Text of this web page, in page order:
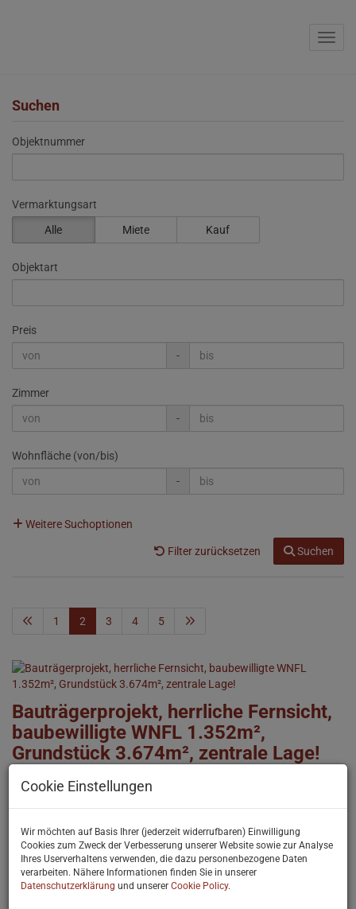
Suchen
Objektnummer
Vermarktungsart
Alle
Miete Kauf
Objektart
Preis
-
Zimmer
-
Wohnfläche (von/bis)
-
Weitere Suchoptionen
Filter zurücksetzen Suchen
1 2 3 4 5
Bauträgerprojekt, herrliche Fernsicht,
baubewilligte WNFL 1.352m²,
Grundstück 3.674m², zentrale Lage!
ca. 3.674 m2
Kaufpreis
1.090.000,00 €
Cookie Einstellungen
Wir möchten auf Basis Ihrer (jederzeit widerrufbaren) Einwilligung
Cookies zum Zweck der Verbesserung unserer Website sowie zur Analyse
Ihres Userverhaltens verwenden, die dazu personenbezogene Daten
verarbeiten. Nähere Informationen finden Sie in unserer
Datenschutzerklärung und unserer Cookie Policy.